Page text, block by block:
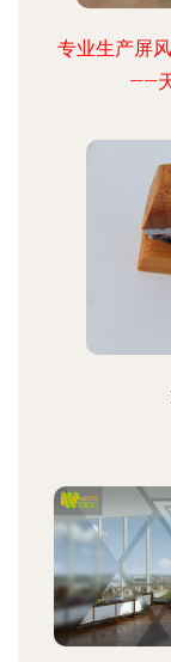
专业生产屏
——